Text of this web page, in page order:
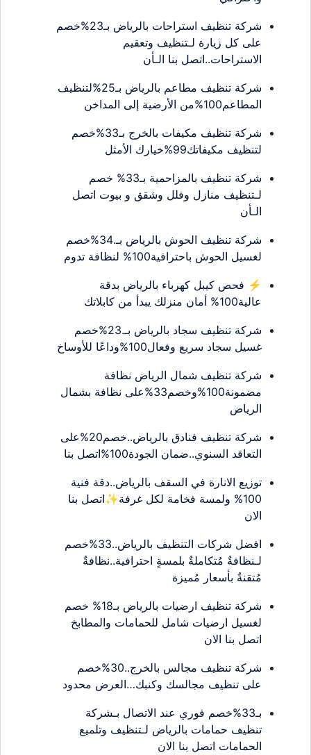
شركة تنظيف استراحات بالرياض بـ23%خصم
على كل زيارة لـتنظيف وتعقيم
الاستراحات..اتصل بنا الـأن
شركة تنظيف مطاعم بالرياض بـ25%لتنظيف
المطاعم100%من الأرضية إلى المداخن
شركة تنظيف مكيفات بالخرج بـ33%خصم
لتنظيف مكيفاتك99%خيارك الأمثل
شركة تنظيف بالمزاحمية بـ33% خصم
لـتنظيف منازل وفلل وشقق و بيوت اتصل
الـأن
شركة تنظيف الحوش بالرياض بـ.34%خصم
لغسيل الحوش باحترافية100% لنظافة تدوم
⚡ فحص كيبل كهرباء بالرياض بدقة
عالية100% أمان منزلك يبدأ من كابلاتك
شركة تنظيف سجاد بالرياض بـ.23%خصم
غسيل سجاد سريع وفعال100%وداعًا للأوساخ
شركة تنظيف شمال الرياض نظافة
مضمونة100%وخصم33%على نظافة بشمال
الرياض
شركة تنظيف فنادق بالرياض..خصم20%على
التعاقد السنوي..ضمان الجودة100%اتصل بنا
توزيع الانارة في السقف بالرياض..دقة فنية
100% ولمسة فخامة لكل غرفة✨اتصل بنا
الان
افضل شركات التنظيف بالرياض..33%خصم
لـنظافةٌ مُتكاملةٌ بلمسةٍ احترافية..نظافةٌ
مُتقنةٌ بأسعار مُميزة
شركة تنظيف ارضيات بالرياض بـ18% خصم
لغسيل ارضيات شامل للحمامات والمطابخ
اتصل بنا الان
شركة تنظيف مجالس بالخرج..30%خصم
على تنظيف مجالسك وكنبك…العرض محدود
بـ33%خصم فوري عند الاتصال بـشركة
تنظيف حمامات بالرياض لـتنظيف وتلميع
الحمامات اتصل بنا الان